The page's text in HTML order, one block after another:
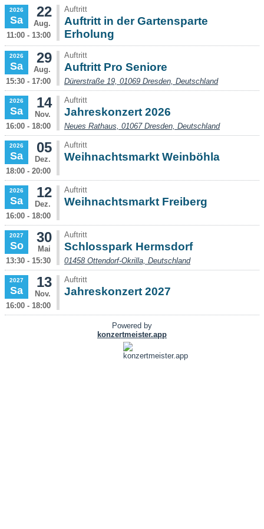
2026
Sa
22
Aug.
11:00 - 13:00
Auftritt in der Gartensparte
Erholung
Auftritt
2026
Sa
29
Aug.
15:30 - 17:00
Auftritt Pro Seniore
Auftritt
Dürerstraße 19, 01069 Dresden, Deutschland
2026
Sa
14
Nov.
16:00 - 18:00
Jahreskonzert 2026
Auftritt
Neues Rathaus, 01067 Dresden, Deutschland
2026
Sa
05
Dez.
18:00 - 20:00
Weihnachtsmarkt Weinböhla
Auftritt
2026
Sa
12
Dez.
16:00 - 18:00
Weihnachtsmarkt Freiberg
Auftritt
2027
So
30
Mai
13:30 - 15:30
Schlosspark Hermsdorf
Auftritt
01458 Ottendorf-Okrilla, Deutschland
2027
Sa
13
Nov.
16:00 - 18:00
Jahreskonzert 2027
Auftritt
Powered by
konzertmeister.app